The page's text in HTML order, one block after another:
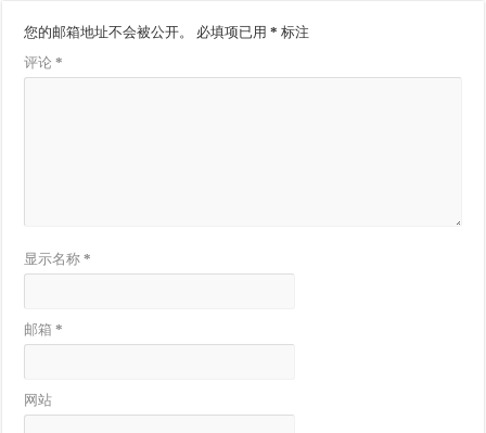
您的邮箱地址不会被公开。 必填项已用* 标注
评论*
显示名称*
邮箱*
网站